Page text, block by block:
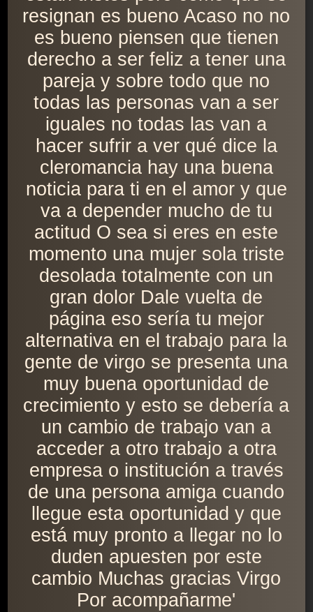
resignan es bueno Acaso no no
es bueno piensen que tienen
derecho a ser feliz a tener una
pareja y sobre todo que no
todas las personas van a ser
iguales no todas las van a
hacer sufrir a ver qué dice la
cleromancia hay una buena
noticia para ti en el amor y que
va a depender mucho de tu
actitud O sea si eres en este
momento una mujer sola triste
desolada totalmente con un
gran dolor Dale vuelta de
página eso sería tu mejor
alternativa en el trabajo para la
gente de virgo se presenta una
muy buena oportunidad de
crecimiento y esto se debería a
un cambio de trabajo van a
acceder a otro trabajo a otra
empresa o institución a través
de una persona amiga cuando
llegue esta oportunidad y que
está muy pronto a llegar no lo
duden apuesten por este
cambio Muchas gracias Virgo
Por acompañarme'